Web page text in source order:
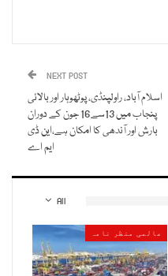
NEXT POST
اسلام آباد، راولپنڈی، پوٹھوہار اور بالائی
پنجاب میں 13سے16 جون کے دوران
بارش اور آندھی کا امکان ہے،این ڈی
ایم اے
All
عالمی منظر نامہ